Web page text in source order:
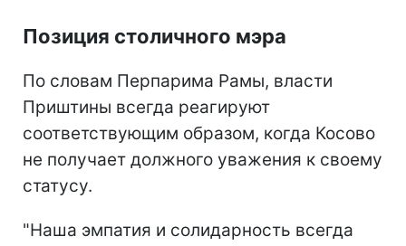
Позиция столичного мэра
По словам Перпарима Рамы, власти
Приштины всегда реагируют
соответствующим образом, когда Косово
не получает должного уважения к своему
статусу.
"Наша эмпатия и солидарность всегда